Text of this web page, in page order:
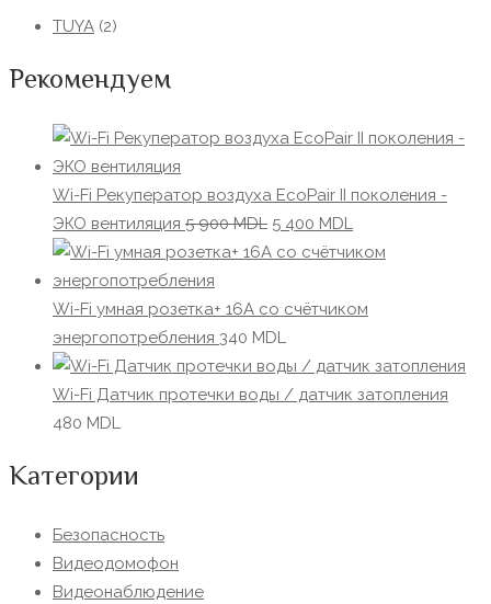
TUYA (2)
Рекомендуем
Wi-Fi Рекуператор воздуха EcoPair II поколения -
ЭКО вентиляция 5 900MDL Первоначальная
цена
5
900 MDL.
5 400 MDL
цена:
400 MDL.
Wi-Fi умная розетка+ 16А со счётчиком
энергопотребления 340 MDL
Wi-Fi Датчик протечки воды / датчик затопления
480 MDL
Категории
Безопасность
Видеодомофон
Видеонаблюдение